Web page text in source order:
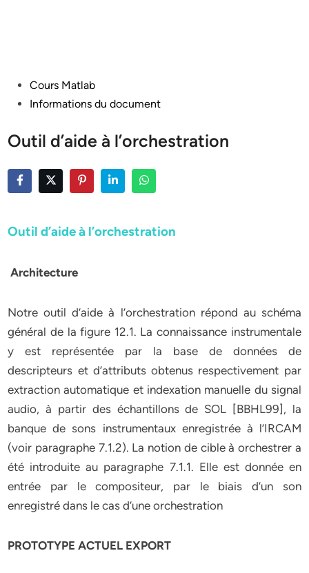
PostedCours Matlab
Informations du document
Outil d’aide à l’orchestration
Outil d’aide à l’orchestration
Architecture
Notre outil d’aide à l’orchestration répond au schéma
général de la figure 12.1. La connaissance instrumentale
y est représentée par la base de données de
descripteurs et d’attributs obtenus respectivement par
extraction automatique et indexation manuelle du signal
audio, à partir des échantillons de SOL [BBHL99], la
banque de sons instrumentaux enregistrée à l’IRCAM
(voir paragraphe 7.1.2). La notion de cible à orchestrer a
été introduite au paragraphe 7.1.1. Elle est donnée en
entrée par le compositeur, par le biais d’un son
enregistré dans le cas d’une orchestration
PROTOTYPE ACTUEL EXPORT